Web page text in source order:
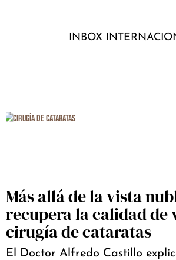
INBOX
Más allá de la vista
recupera la calidad de
cirugía de cataratas
El Doctor Alfredo Castillo